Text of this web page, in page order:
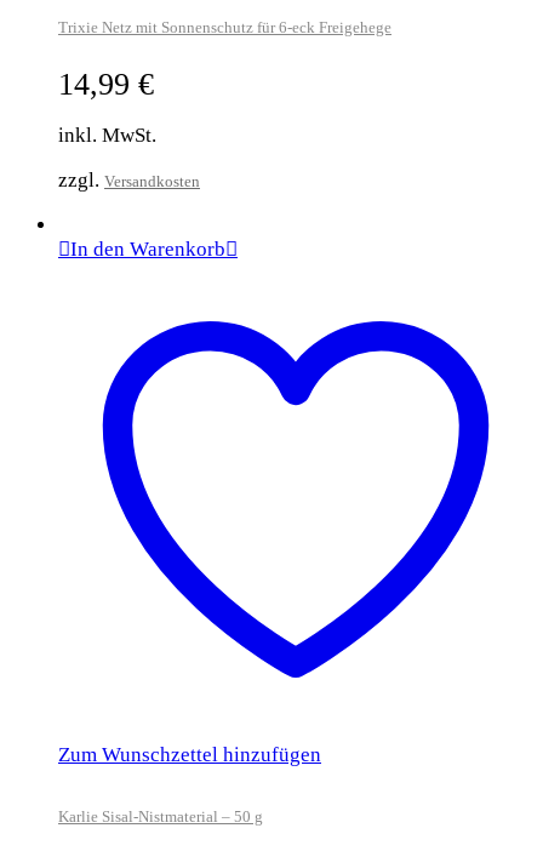
Trixie Netz mit Sonnenschutz für 6-eck Freigehege
14,99 €
inkl. MwSt.
zzgl. Versandkosten
In den Warenkorb
Zum Wunschzettel hinzufügen
Karlie Sisal-Nistmaterial – 50 g